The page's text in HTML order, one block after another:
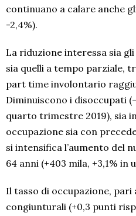
continuano a calare anche
-2,4%).
La riduzione interessa sia
sia quelli a tempo parziale,
part time involontario
Diminuiscono i disoccupati
quarto trimestre 2019), sia
occupazione sia con
si intensifica l’aumento del
64 anni (+403 mila, +3,1% in
Il tasso di occupazione, pari
congiunturali (+0,3 punti